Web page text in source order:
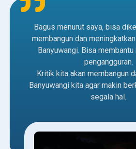
Bagus menurut saya, bisa
membangun dan
Banyuwangi. Bisa membantu
pengangguran.
Kritik kita akan membangun
Banyuwangi kita agar makin
segala hal.